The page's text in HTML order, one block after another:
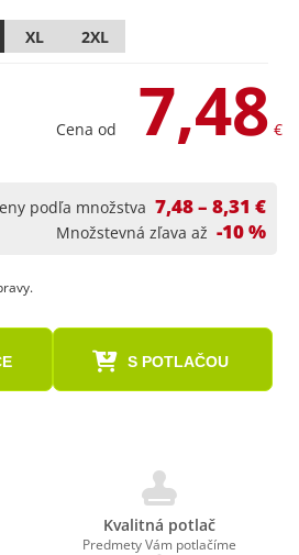
XL 2XL
Cena od 7,48 €
podľa množstva 7,48 – 8,31 €
Množstevná zľava až -10 %
S POTLAČOU
Kvalitná potlač
Predmety Vám potlačíme